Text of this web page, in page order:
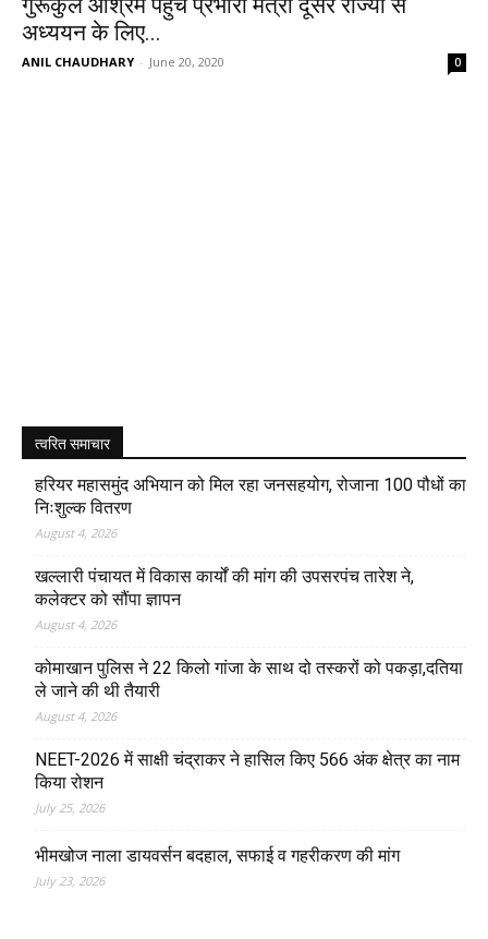
गुरूकुल आश्रम पहुंचे प्रभारी मंत्री दूसरे राज्यों से
अध्ययन के लिए...
ANIL CHAUDHARY - June 20, 2020 0
त्वरित समाचार
हरियर महासमुंद अभियान को मिल रहा जनसहयोग, रोजाना 100 पौधों का
निःशुल्क वितरण
August 4, 2026
खल्लारी पंचायत में विकास कार्यों की मांग की उपसरपंच तारेश ने,
कलेक्टर को सौंपा ज्ञापन
August 4, 2026
कोमाखान पुलिस ने 22 किलो गांजा के साथ दो तस्करों को पकड़ा,दतिया
ले जाने की थी तैयारी
August 4, 2026
NEET-2026 में साक्षी चंद्राकर ने हासिल किए 566 अंक क्षेत्र का नाम
किया रोशन
July 25, 2026
भीमखोज नाला डायवर्सन बदहाल, सफाई व गहरीकरण की मांग
July 23, 2026